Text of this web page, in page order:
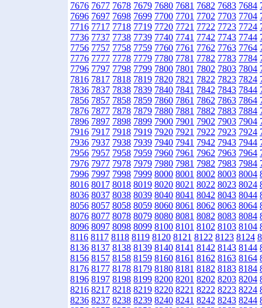
7676 7677 7678 7679 7680 7681 7682 7683 7684
7696 7697 7698 7699 7700 7701 7702 7703 7704
7716 7717 7718 7719 7720 7721 7722 7723 7724
7736 7737 7738 7739 7740 7741 7742 7743 7744
7756 7757 7758 7759 7760 7761 7762 7763 7764
7776 7777 7778 7779 7780 7781 7782 7783 7784
7796 7797 7798 7799 7800 7801 7802 7803 7804
7816 7817 7818 7819 7820 7821 7822 7823 7824
7836 7837 7838 7839 7840 7841 7842 7843 7844
7856 7857 7858 7859 7860 7861 7862 7863 7864
7876 7877 7878 7879 7880 7881 7882 7883 7884
7896 7897 7898 7899 7900 7901 7902 7903 7904
7916 7917 7918 7919 7920 7921 7922 7923 7924
7936 7937 7938 7939 7940 7941 7942 7943 7944
7956 7957 7958 7959 7960 7961 7962 7963 7964
7976 7977 7978 7979 7980 7981 7982 7983 7984
7996 7997 7998 7999 8000 8001 8002 8003 8004
8016 8017 8018 8019 8020 8021 8022 8023 8024
8036 8037 8038 8039 8040 8041 8042 8043 8044
8056 8057 8058 8059 8060 8061 8062 8063 8064
8076 8077 8078 8079 8080 8081 8082 8083 8084
8096 8097 8098 8099 8100 8101 8102 8103 8104
8116 8117 8118 8119 8120 8121 8122 8123 8124
8136 8137 8138 8139 8140 8141 8142 8143 8144
8156 8157 8158 8159 8160 8161 8162 8163 8164
8176 8177 8178 8179 8180 8181 8182 8183 8184
8196 8197 8198 8199 8200 8201 8202 8203 8204
8216 8217 8218 8219 8220 8221 8222 8223 8224
8236 8237 8238 8239 8240 8241 8242 8243 8244